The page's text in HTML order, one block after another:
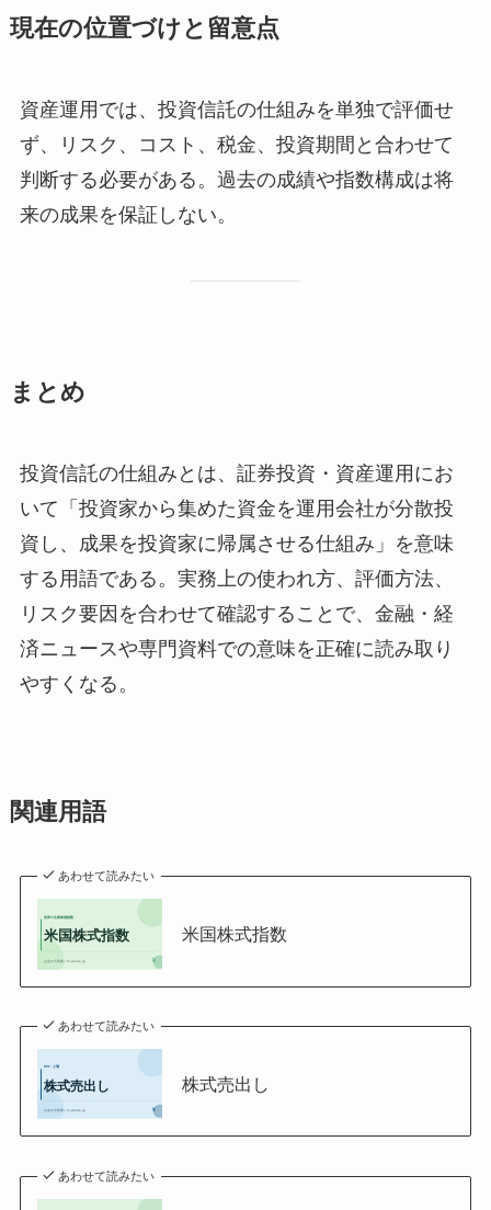
現在の位置づけと留意点
資産運用では、投資信託の仕組みを単独で評価せ
ず、リスク、コスト、税金、投資期間と合わせて
判断する必要がある。過去の成績や指数構成は将
来の成果を保証しない。
まとめ
投資信託の仕組みとは、証券投資・資産運用にお
いて「投資家から集めた資金を運用会社が分散投
資し、成果を投資家に帰属させる仕組み」を意味
する用語である。実務上の使われ方、評価方法、
リスク要因を合わせて確認することで、金融・経
済ニュースや専門資料での意味を正確に読み取り
やすくなる。
関連用語
あわせて読みたい
米国株式指数
あわせて読みたい
株式売出し
あわせて読みたい